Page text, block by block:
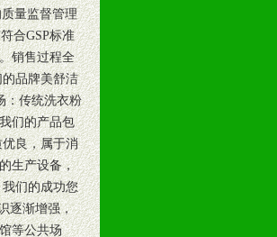
量监督管理
合GSP标准
销售过程全
品牌美舒洁
：传统洗衣粉
们的产品包
良，属于消
生产设备，
们的成功您
逐渐增强，
等公共场